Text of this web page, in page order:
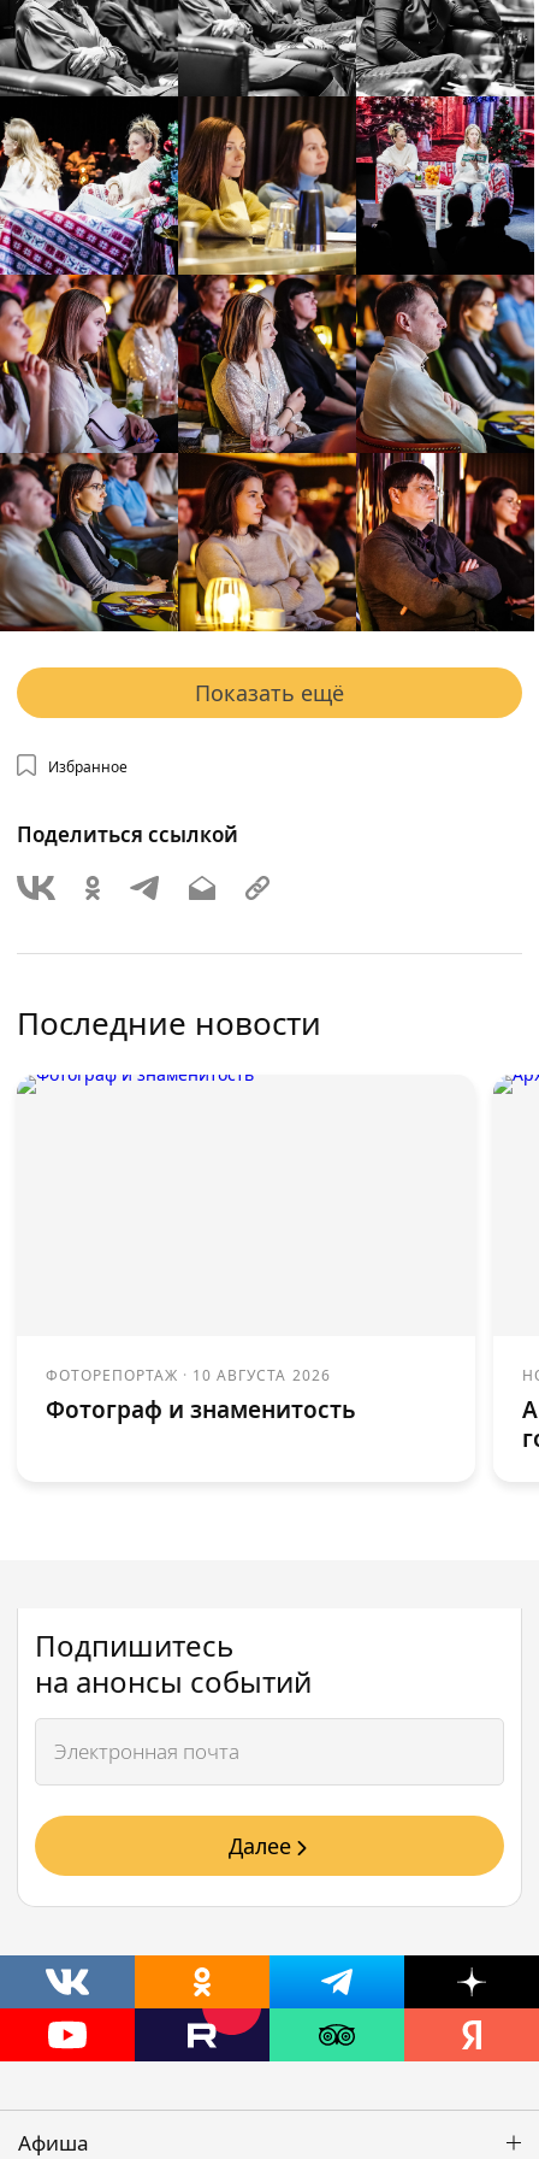
Показать ещё
Избранное
Поделиться ссылкой
Последние новости
ФОТОРЕПОРТАЖ · 10 АВГУСТА 2026
Фотограф и знаменитость
Подпишитесь
на анонсы событий
Далее
Афиша